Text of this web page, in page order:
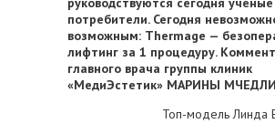
потребители. Сегодня
возможным: Thermage —
лифтинг за 1 процедуру.
главного врача группы клиник
«МедиЭстетик» МАРИНЫ
Топ-модель Линда